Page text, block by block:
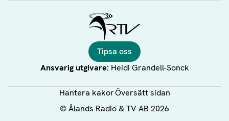
Tipsa oss
Ansvarig utgivare: Heidi Grandell-Sonck
Hantera kakorÖversätt sidan
©Ålands Radio & TV AB 2026